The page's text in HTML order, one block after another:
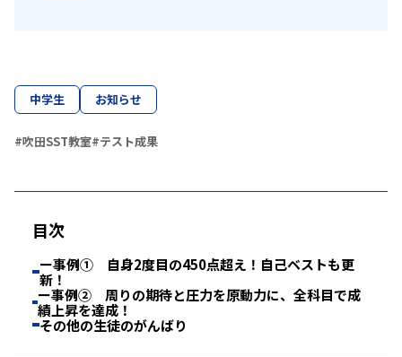
中学生 お知らせ
#吹田SST教室#テスト成果
目次
ー事例① 自身2度目の450点超え！自己ベストも更
新！
ー事例② 周りの期待と圧力を原動力に、全科目で成
績上昇を達成！
その他の生徒のがんばり